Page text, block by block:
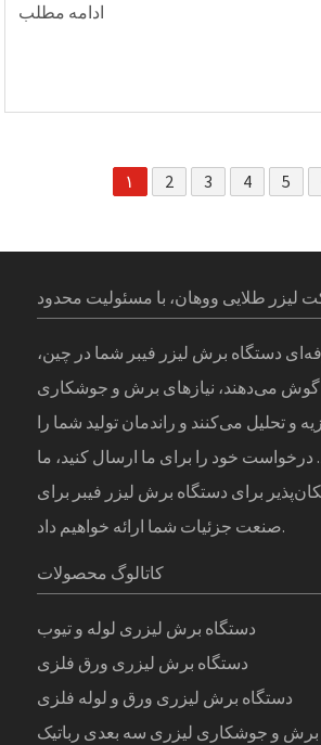
ادامه مطلب
۱ 2 3 4 5
لیزر طلایی ووهان، با مسئولیت محدود
دستگاه برش لیزر فیبر شما در چین،
گوش می‌دهند، نیازهای برش و جوشکاری
و تحلیل می‌کنند و راندمان تولید شما را
درخواست خود را برای ما ارسال کنید، ما
برای دستگاه برش لیزر فیبر برای
صنعت جزئیات شما ارائه خواهیم داد.
کاتالوگ محصولات
دستگاه برش لیزری لوله و تیوب
دستگاه برش لیزری ورق فلزی
دستگاه برش لیزری ورق و لوله فلزی
برش و جوشکاری لیزری سه بعدی رباتیک